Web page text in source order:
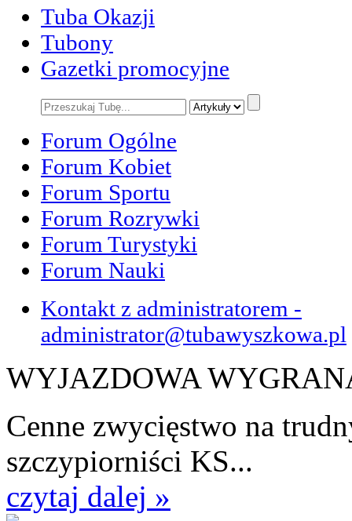
Tuba Okazji
Tubony
Gazetki promocyjne
Forum Ogólne
Forum Kobiet
Forum Sportu
Forum Rozrywki
Forum Turystyki
Forum Nauki
Kontakt z administratorem -
administrator@tubawyszkowa.pl
WYJAZDOWA
Cenne zwycięstwo na
szczypiorniści KS...
czytaj dalej »